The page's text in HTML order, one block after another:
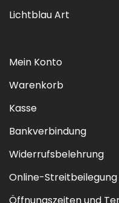
Lichtblau Art
Mein Konto
Warenkorb
Kasse
Bankverbindung
Widerrufsbelehrung
Online-Streitbeilegung